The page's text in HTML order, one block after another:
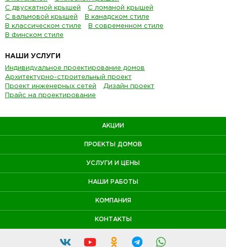
С двускатной крышей
С ломаной крышей
С вальмовой крышей
В канадском стиле
В классическом стиле
В современном стиле
В финском стиле
НАШИ УСЛУГИ
Индивидуальное проектирование домов
Архитектурно-строительный проект
Проект инженерных сетей
Дизайн проект
Прайс на проектирование
АКЦИИ
ПРОЕКТЫ ДОМОВ
УСЛУГИ И ЦЕНЫ
НАШИ РАБОТЫ
КОМПАНИЯ
КОНТАКТЫ